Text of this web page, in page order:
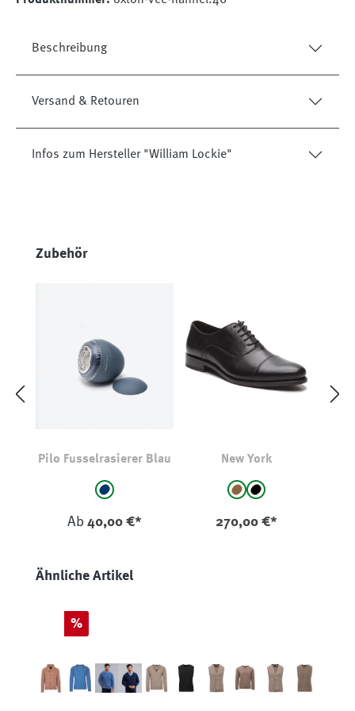
Beschreibung
Versand & Retouren
Infos zum Hersteller "William Lockie"
Produktgalerie überspringen
Zubehör
Pilo Fusselrasierer Blau
auswählen
marine
Ab40,00 €*
New York
auswählen
Espresso/Braun
schwarz
270,00 €*
Produktgalerie überspringen
Ähnliche Artikel
Rabatt
%